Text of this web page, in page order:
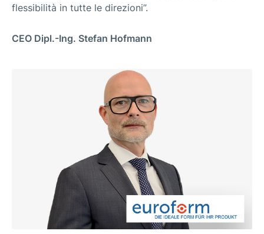
flessibilità in tutte le direzioni”.
CEO Dipl.-Ing. Stefan Hofmann